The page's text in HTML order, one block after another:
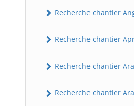
Recherche chantier
Recherche chantier
Recherche chantier
Recherche chantier